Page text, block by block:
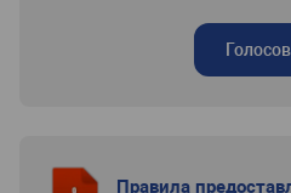
Правила